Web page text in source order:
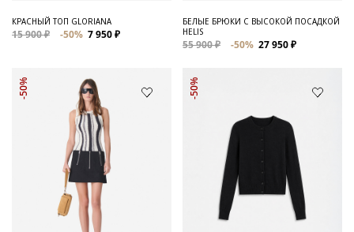
КРАСНЫЙ ТОП GLORIANA
15 900 ₽ -50% 7 950 ₽
БЕЛЫЕ БРЮКИ С ВЫСОКОЙ ПОСАДКОЙ
HELIS
55 900 ₽ -50% 27 950 ₽
-50% -50%